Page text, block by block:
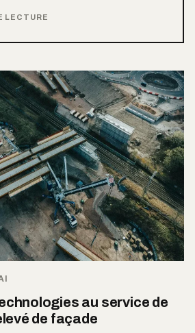
LECTURE
au service de
de façade